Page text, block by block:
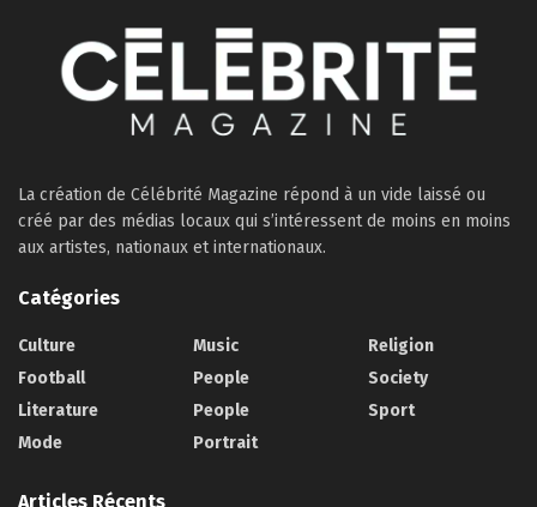
La création de Célébrité Magazine répond à un vide laissé ou
créé par des médias locaux qui s’intéressent de moins en moins
aux artistes, nationaux et internationaux.
Catégories
Culture
Football
Literature
Mode
Music
People
People
Portrait
Religion
Society
Sport
Articles Récents